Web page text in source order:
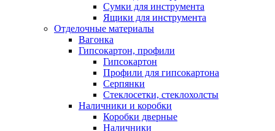
Сумки для инструмента
Ящики для инструмента
Отделочные материалы
Вагонка
Гипсокартон, профили
Гипсокартон
Профили для гипсокартона
Серпянки
Стеклосетки, стеклохолсты
Наличники и коробки
Коробки дверные
Наличники